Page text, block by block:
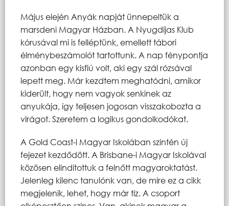
Május elején Anyák napját ünnepeltük a
marsdeni Magyar Házban. A Nyugdíjas Klub
kórusával mi is felléptünk, emellett tábori
élménybeszámolót tartottunk. A nap fénypontja
azonban egy kisfiú volt, aki egy szál rózsával
lepett meg. Már kezdtem meghatódni, amikor
kiderült, hogy nem vagyok senkinek az
anyukája, így teljesen jogosan visszakobozta a
virágot. Szeretem a logikus gondolkodókat.
A Gold Coast-i Magyar Iskolában szintén új
fejezet kezdődött. A Brisbane-i Magyar Iskolával
közösen elindítottuk a felnőtt magyaroktatást.
Jelenleg kilenc tanulónk van, de mire ez a cikk
megjelenik, lehet, hogy már tíz. A csoport